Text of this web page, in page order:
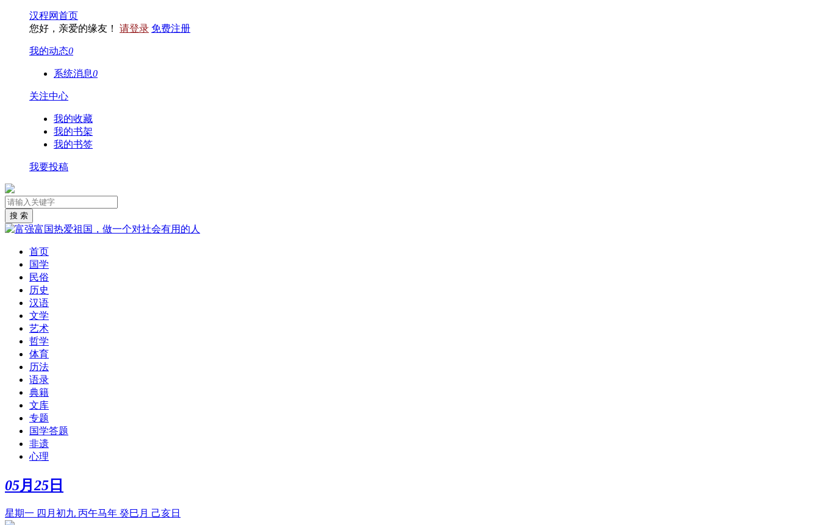
汉程网首页
您好，亲爱的缘友！ 请登录 免费注册
我的动态0
系统消息0
关注中心
我的收藏
我的书架
我的书签
我要投稿
首页
国学
民俗
历史
汉语
文学
艺术
哲学
体育
历法
语录
典籍
文库
专题
国学答题
非遗
心理
05月 25 日
星期一 四月初九 丙午马年 癸巳月 己亥日